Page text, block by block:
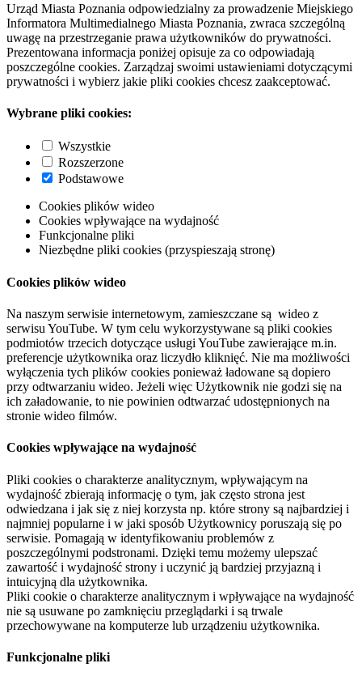
Urząd Miasta Poznania odpowiedzialny za prowadzenie Miejskiego
Informatora Multimedialnego Miasta Poznania, zwraca szczególną
uwagę na przestrzeganie prawa użytkowników do prywatności.
Prezentowana informacja poniżej opisuje za co odpowiadają
poszczególne cookies. Zarządzaj swoimi ustawieniami dotyczącymi
prywatności i wybierz jakie pliki cookies chcesz zaakceptować.
Wybrane pliki cookies:
Wszystkie
Rozszerzone
Podstawowe
Cookies plików wideo
Cookies wpływające na wydajność
Funkcjonalne pliki
Niezbędne pliki cookies (przyspieszają stronę)
Cookies plików wideo
Na naszym serwisie internetowym, zamieszczane są wideo z
serwisu YouTube. W tym celu wykorzystywane są pliki cookies
podmiotów trzecich dotyczące usługi YouTube zawierające m.in.
preferencje użytkownika oraz liczydło kliknięć. Nie ma możliwości
wyłączenia tych plików cookies ponieważ ładowane są dopiero
przy odtwarzaniu wideo. Jeżeli więc Użytkownik nie godzi się na
ich załadowanie, to nie powinien odtwarzać udostępnionych na
stronie wideo filmów.
Cookies wpływające na wydajność
Pliki cookies o charakterze analitycznym, wpływającym na
wydajność zbierają informację o tym, jak często strona jest
odwiedzana i jak się z niej korzysta np. które strony są najbardziej i
najmniej popularne i w jaki sposób Użytkownicy poruszają się po
serwisie. Pomagają w identyfikowaniu problemów z
poszczególnymi podstronami. Dzięki temu możemy ulepszać
zawartość i wydajność strony i uczynić ją bardziej przyjazną i
intuicyjną dla użytkownika.
Pliki cookie o charakterze analitycznym i wpływające na wydajność
nie są usuwane po zamknięciu przeglądarki i są trwale
przechowywane na komputerze lub urządzeniu użytkownika.
Funkcjonalne pliki